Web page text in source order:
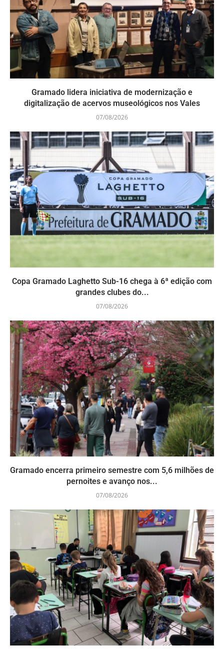
Gramado lidera iniciativa de modernização e
digitalização de acervos museológicos nos Vales
07/08/2026
Copa Gramado Laghetto Sub-16 chega à 6ª edição com
grandes clubes do...
07/08/2026
Gramado encerra primeiro semestre com 5,6 milhões de
pernoites e avanço nos...
07/08/2026